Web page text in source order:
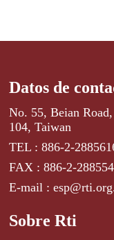
Datos de
No. 55, Beian
104, Taiwan
TEL : 886-2-
FAX : 886-2-
E-mail :
Sobre Rti